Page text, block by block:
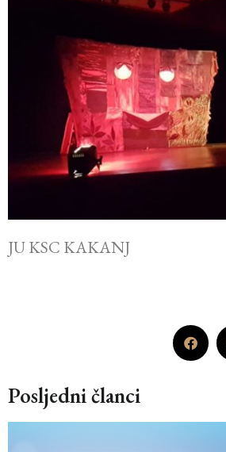
JU KSC KAKANJ
Posljedni članci